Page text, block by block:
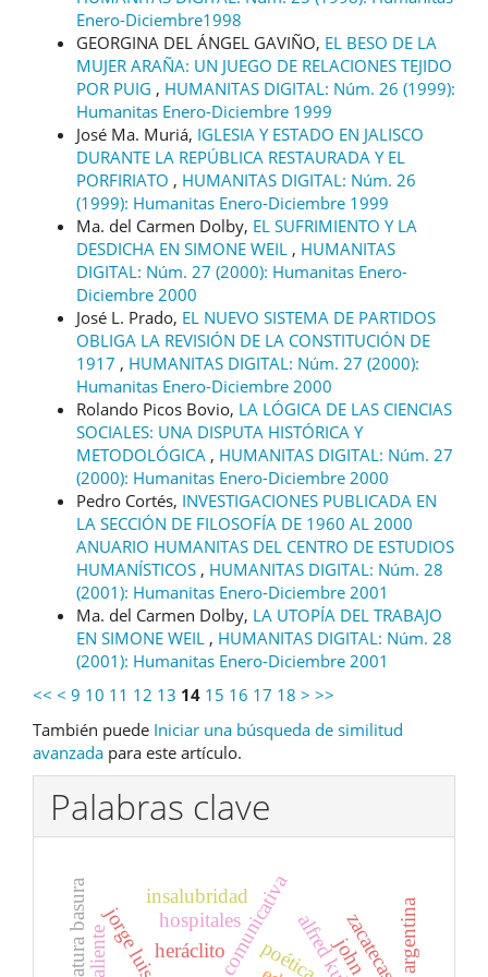
Enero-Diciembre1998
GEORGINA DEL ÁNGEL GAVIÑO, EL BESO DE LA
MUJER ARAÑA: UN JUEGO DE RELACIONES TEJIDO
POR PUIG , HUMANITAS DIGITAL: Núm. 26 (1999):
Humanitas Enero-Diciembre 1999
José Ma. Muriá, IGLESIA Y ESTADO EN JALISCO
DURANTE LA REPÚBLICA RESTAURADA Y EL
PORFIRIATO , HUMANITAS DIGITAL: Núm. 26
(1999): Humanitas Enero-Diciembre 1999
Ma. del Carmen Dolby, EL SUFRIMIENTO Y LA
DESDICHA EN SIMONE WEIL , HUMANITAS
DIGITAL: Núm. 27 (2000): Humanitas Enero-
Diciembre 2000
José L. Prado, EL NUEVO SISTEMA DE PARTIDOS
OBLIGA LA REVISIÓN DE LA CONSTITUCIÓN DE
1917 , HUMANITAS DIGITAL: Núm. 27 (2000):
Humanitas Enero-Diciembre 2000
Rolando Picos Bovio, LA LÓGICA DE LAS CIENCIAS
SOCIALES: UNA DISPUTA HISTÓRICA Y
METODOLÓGICA , HUMANITAS DIGITAL: Núm. 27
(2000): Humanitas Enero-Diciembre 2000
Pedro Cortés, INVESTIGACIONES PUBLICADA EN
LA SECCIÓN DE FILOSOFÍA DE 1960 AL 2000
ANUARIO HUMANITAS DEL CENTRO DE ESTUDIOS
HUMANÍSTICOS , HUMANITAS DIGITAL: Núm. 28
(2001): Humanitas Enero-Diciembre 2001
Ma. del Carmen Dolby, LA UTOPÍA DEL TRABAJO
EN SIMONE WEIL , HUMANITAS DIGITAL: Núm. 28
(2001): Humanitas Enero-Diciembre 2001
<< < 9 10 11 12 13 14 15 16 17 18 > >>
También puede Iniciar una búsqueda de similitud
avanzada para este artículo.
Palabras clave
heráclito zacatecas.
hospitales
insalubridad
poética
literatura basura